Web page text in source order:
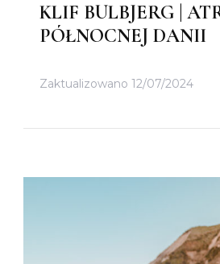
KLIF BULBJERG |
PÓŁNOCNEJ DANII
Zaktualizowano 12/07/2024